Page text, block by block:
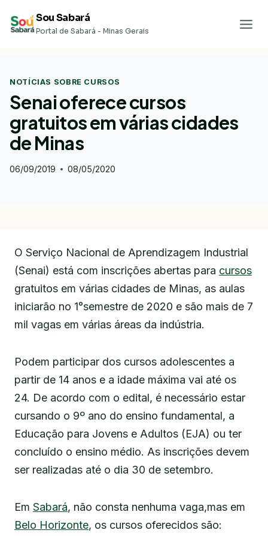
para
Sou Sabará
Portal de Sabará - Minas Gerais
NOTÍCIAS SOBRE CURSOS
Senai oferece cursos
gratuitos em várias cidades
de Minas
06/09/2019 08/05/2020
O Serviço Nacional de Aprendizagem Industrial
(Senai) está com inscrições abertas para cursos
gratuitos em várias cidades de Minas, as aulas
iniciarão no 1°semestre de 2020 e são mais de 7
mil vagas em várias áreas da indústria.
Podem participar dos cursos adolescentes a
partir de 14 anos e a idade máxima vai até os
24. De acordo com o edital, é necessário estar
cursando o 9º ano do ensino fundamental, a
Educação para Jovens e Adultos (EJA) ou ter
concluído o ensino médio. As inscrições devem
ser realizadas até o dia 30 de setembro.
Em Sabará, não consta nenhuma vaga,mas em
Belo Horizonte, os cursos oferecidos são: